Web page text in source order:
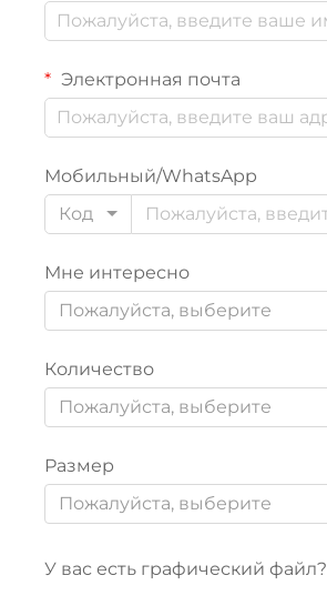
Электронная почта
Мобильный/WhatsApp
Код
Мне интересно
Пожалуйста, выберите
Количество
Пожалуйста, выберите
Размер
Пожалуйста, выберите
У вас есть графический файл?